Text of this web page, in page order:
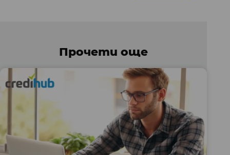
Прочети още